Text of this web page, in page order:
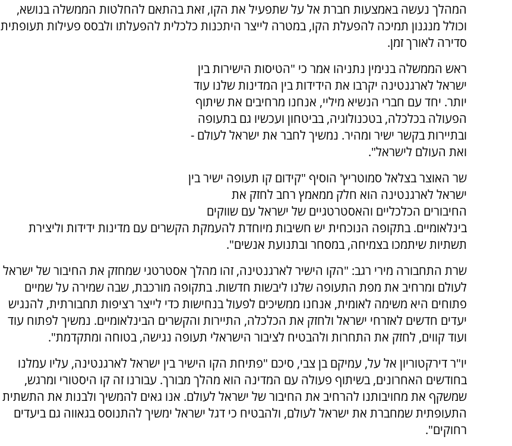
המהלך נעשה באמצעות חברת אל על שתפעיל את הקו, זאת בהתאם להחלטות הממשלה בנושא,
וכולל מנגנון תמיכה להפעלת הקו, במטרה לייצר היתכנות כלכלית להפעלתו ולבסס פעילות תעופתית
סדירה לאורך זמן.
ראש הממשלה בנימין נתניהו אמר כי "הטיסות הישירות בין
ישראל לארגנטינה יקרבו את הידידות בין המדינות שלנו עוד
יותר. יחד עם חברי הנשיא מיליי, אנחנו מרחיבים את שיתוף
הפעולה בכלכלה, בטכנולוגיה, בביטחון ועכשיו גם בתעופה
ובתיירות בקשר ישיר ומהיר. נמשיך לחבר את ישראל לעולם -
ואת העולם לישראל".
שר האוצר בצלאל סמוטריץ' הוסיף "קידום קו תעופה ישיר בין
ישראל לארגנטינה הוא חלק ממאמץ רחב לחזק את
החיבורים הכלכליים והאסטרטגיים של ישראל עם שווקים
בינלאומיים. בתקופה הנוכחית יש חשיבות מיוחדת להעמקת הקשרים עם מדינות ידידות וליצירת
תשתיות שיתמכו בצמיחה, במסחר ובתנועת אנשים".
שרת התחבורה מירי רגב: "הקו הישיר לארגנטינה, זהו מהלך אסטרטגי שמחזק את החיבור של ישראל
לעולם ומרחיב את מפת התעופה שלנו ליבשות חדשות. בתקופה מורכבת, שבה שמירה על שמיים
פתוחים היא משימה לאומית, אנחנו ממשיכים לפעול בנחישות כדי לייצר רציפות תחבורתית, להנגיש
יעדים חדשים לאזרחי ישראל ולחזק את הכלכלה, התיירות והקשרים הבינלאומיים. נמשיך לפתוח עוד
ועוד קווים, לחזק את התחרות ולהבטיח לציבור הישראלי תעופה נגישה, בטוחה ומתקדמת".
יו"ר דירקטוריון אל על, עמיקם בן צבי, סיכם "פתיחת הקו הישיר בין ישראל לארגנטינה, עליו עמלנו
בחודשים האחרונים, בשיתוף פעולה עם המדינה הוא מהלך מבורך. עבורנו זה קו היסטורי ומרגש,
שמשקף את מחויבותנו להרחיב את החיבור של ישראל לעולם. אנו גאים להמשיך ולבנות את התשתית
התעופתית שמחברת את ישראל לעולם, ולהבטיח כי דגל ישראל ימשיך להתנוסס בגאווה גם ביעדים
רחוקים".